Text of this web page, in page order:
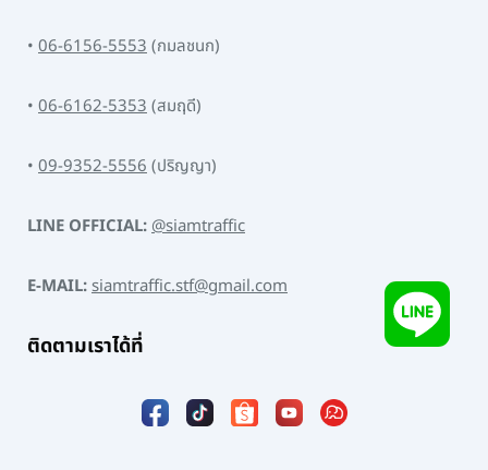
• 06-6156-5553(กมลชนก)
• 06-6162-5353(สมฤดี)
• 09-9352-5556(ปริญญา)
LINE OFFICIAL:@siamtraffic
E-MAIL:siamtraffic.stf@gmail.com
ติดตามเราได้ที่